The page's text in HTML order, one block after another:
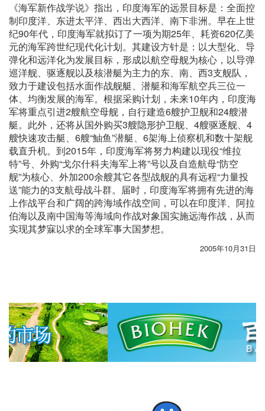
《海军新作战学说》指出，印度海军的远景目标是：全面控
制印度洋、东进太平洋、西出大西洋、南下非洲。早在上世
纪90年代，印度海军就拟订了一项为期25年、耗资620亿美
元的海军跨世纪现代化计划。其建设方针是：以大型化、导
弹化和远洋化为发展目标，形成以航空母舰为核心，以导弹
巡洋舰、驱逐舰以及核潜艇为主力的东、南、西3支舰队，
致力于建设包括水面作战舰艇、潜艇和海军航空兵三位一
体、均衡发展的海军。根据采购计划，未来10年内，印度海
军将重点引进2艘航空母舰，自行建造6艘护卫舰和24艘潜
艇。此外，还将从国外购买3艘隐形护卫舰、4艘驱逐舰、4
艘快速攻击艇、6艘“鮋鱼”潜艇、6架海上侦察机和数十架舰
载直升机。到2015年，印度海军将努力构建以现役“维拉
特”号、外购“戈尔什科夫海军上将”号以及自造航母“防空
舰”为核心、外加200余艘其它各型战舰的具有远程“力量投
送”能力的3支航母战斗群。届时，印度海军将拥有先进的海
上作战平台和广阔的跨海域作战空间，可以在印度洋、阿拉
伯海以及南中国海等海域向作战对象国实施远海作战，从而
实现其梦寐以求的全球军事大国梦想。
2005年10月31日